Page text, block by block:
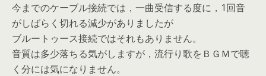
今までのケーブル接続では，一曲受信する度に，1回音
がしばらく切れる減少がありましたが
ブルートゥース接続ではそれもありません。
音質は多少落ちる気がしますが，流行り歌をＢＧＭで聴
く分には気になりません。